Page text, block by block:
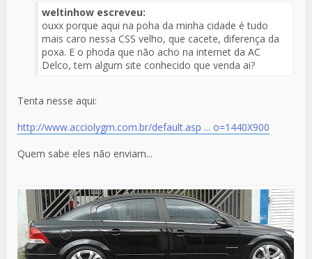
weltinhow escreveu:
ouxx porque aqui na poha da minha cidade é tudo
mais caro nessa CSS velho, que cacete, diferença da
poxa. E o phoda que não acho na internet da AC
Delco, tem algum site conhecido que venda ai?
Tenta nesse aqui:
http://www.acciolygm.com.br/default.asp ... o=1440X900
Quem sabe eles não enviam...